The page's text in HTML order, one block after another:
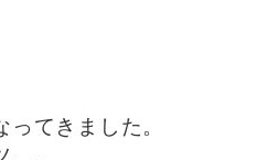
てきました。
、